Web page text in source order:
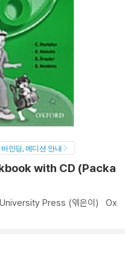
바인딩, 에디션 안내
with CD (Packa
Press (엮은이) Ox